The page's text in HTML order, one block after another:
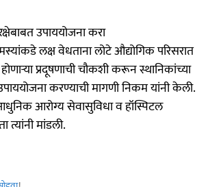
उपाययोजना करा
लक्ष वेधताना लोटे औद्योगिक परिसरात
प्रदूषणाची चौकशी करून स्थानिकांच्या
करण्याची मागणी निकम यांनी केली.
आरोग्य सेवासुविधा व हॉस्पिटल
मांडली.